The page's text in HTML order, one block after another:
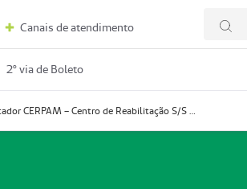
Canais de atendimento
2º via de Boleto
Prestador CERPAM – Centro de Reabilitação S/S Ltda-ME (52004274-8)